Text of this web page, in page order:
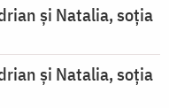
şi Natalia, soţia
şi Natalia, soţia